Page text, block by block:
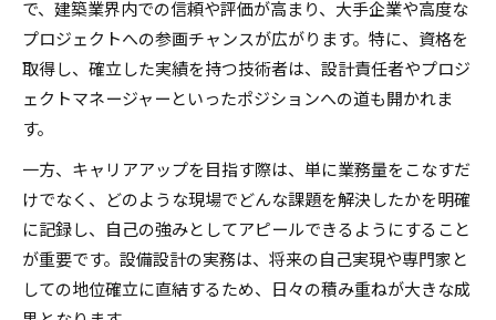
で、建築業界内での信頼や評価が高まり、大手企業や高度な
プロジェクトへの参画チャンスが広がります。特に、資格を
取得し、確立した実績を持つ技術者は、設計責任者やプロジ
ェクトマネージャーといったポジションへの道も開かれま
す。
一方、キャリアアップを目指す際は、単に業務量をこなすだ
けでなく、どのような現場でどんな課題を解決したかを明確
に記録し、自己の強みとしてアピールできるようにすること
が重要です。設備設計の実務は、将来の自己実現や専門家と
しての地位確立に直結するため、日々の積み重ねが大きな成